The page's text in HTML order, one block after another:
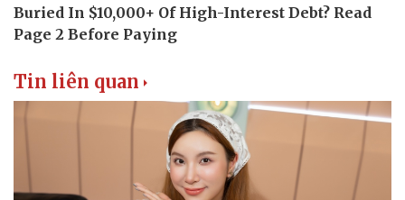
Tin liên quan